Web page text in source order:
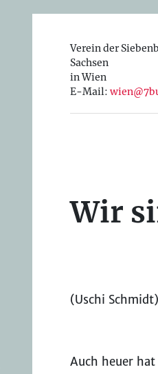
Verein der
Sachsen
in Wien
E-Mail:
Wir
(Uschi
Auch heuer hat